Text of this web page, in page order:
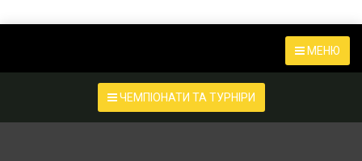
МЕНЮ
ЧЕМПІОНАТИ ТА ТУРНІРИ